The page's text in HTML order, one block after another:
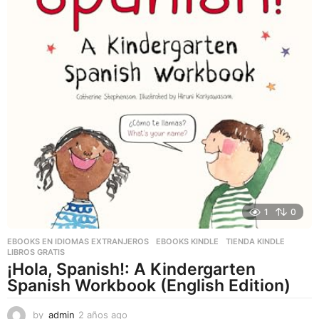
1 0
EBOOKS EN IDIOMAS EXTRANJEROS ,EBOOKS KINDLE ,TIENDA KINDLE
LIBROS GRATIS
¡Hola, Spanish!: A Kindergarten
Spanish Workbook (English Edition)
by admin 2 años ago